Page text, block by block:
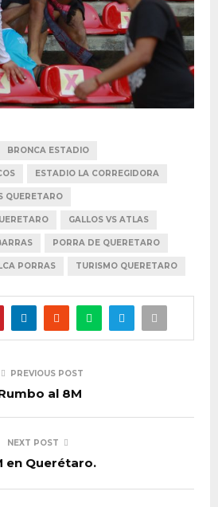
BRONCA ESTADIO
ESTADIO LA CORREGIDORA
QUERETARO
GALLOS VS ATLAS
PORRA DE QUERETARO
PORRAS TURISMO QUERETARO
PREVIOUS POST
al 8M
NEXT POST
en Querétaro.